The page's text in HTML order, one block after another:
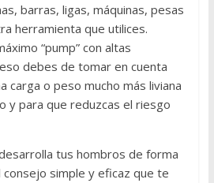
barras, ligas, máquinas, pesas
herramienta que utilices.
“pump” con altas
debes de tomar en cuenta
carga o peso mucho más liviana
y para que reduzcas el riesgo
tus hombros de forma
simple y eficaz que te